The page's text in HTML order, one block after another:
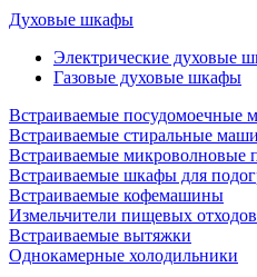
Духовые шкафы
Электрические духовые
Газовые духовые шкафы
Встраиваемые посудомоечные
Встраиваемые стиральные
Встраиваемые микроволновые
Встраиваемые шкафы для
Встраиваемые кофемашины
Измельчители пищевых отходов
Встраиваемые вытяжки
Однокамерные холодильники